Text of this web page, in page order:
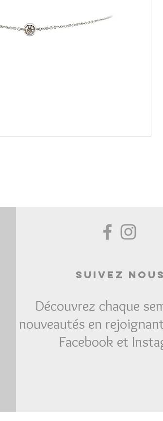
Suivez Nous
Découvrez chaque
nouveautés en
Facebook et